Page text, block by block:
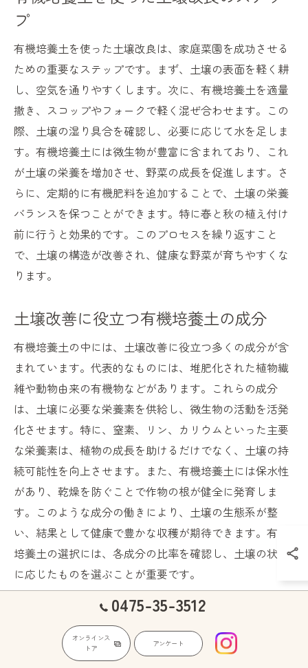
プ
有機培養土を使った土壌改良は、家庭菜園を成功させる
ための重要なステップです。まず、土壌の表面を軽く耕
し、空気を通りやすくします。次に、有機培養土を適量
撒き、スコップやフォークで軽く混ぜ合わせます。この
際、土壌の湿り具合を確認し、必要に応じて水を足しま
す。有機培養土には微生物が豊富に含まれており、これ
が土壌の栄養を増加させ、野菜の成長を促進します。さ
らに、定期的に有機肥料を追加することで、土壌の栄養
バランスを保つことができます。特に春と秋の植え付け
前に行うと効果的です。このプロセスを繰り返すこと
で、土壌の構造が改善され、健康な野菜が育ちやすくな
ります。
土壌改善に役立つ有機培養土の成分
有機培養土の中には、土壌改善に役立つ多くの成分が含
まれています。代表的なものには、堆肥化された植物繊
維や動物由来の有機物などがあります。これらの成分
は、土壌に必要な栄養素を供給し、微生物の活動を活発
化させます。特に、窒素、リン、カリウムといった主要
な栄養素は、植物の成長を助けるだけでなく、土壌の持
続可能性を向上させます。また、有機培養土には保水性
があり、乾燥を防ぐことで作物の根が健全に発育しま
す。このような成分の働きにより、土壌の生態系が整
い、結果として健康で豊かな収穫が期待できます。有機
培養土の選択には、各成分の比率を確認し、土壌の状態
に応じたものを選ぶことが重要です。
有機培養土で土壌の健康を維持する方
0475-35-3512
オンラインス
トア
アンケート